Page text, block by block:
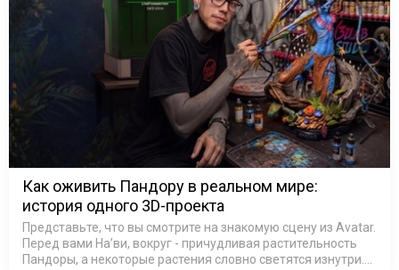
Как оживить Пандору в реальном мире:
история одного 3D-проекта
Представьте, что вы смотрите на знакомую сцену из Avatar.
Перед вами На’ви, вокруг - причудливая растительность
Пандоры, а некоторые растения словно светятся изнутри.